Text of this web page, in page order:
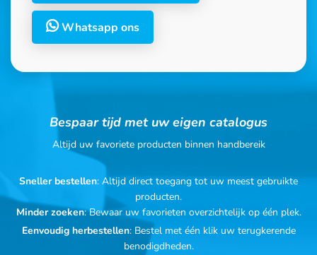
Whatsapp ons
Bespaar tijd met uw eigen catalogus
Altijd uw favoriete producten binnen handbereik
Sneller bestellen: Altijd direct toegang tot uw meest gebruikte
producten.
Minder zoeken: Bewaar uw favorieten overzichtelijk op één plek.
Eenvoudig herbestellen: Bestel met één klik uw terugkerende
benodigdheden.